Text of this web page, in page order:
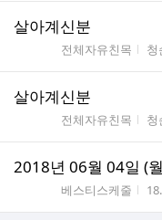
살아계신분
전체자유친목 작
청
살아계신분
전체자유친목 작
청
2018년 06월 04일 (
베스티스케줄 작